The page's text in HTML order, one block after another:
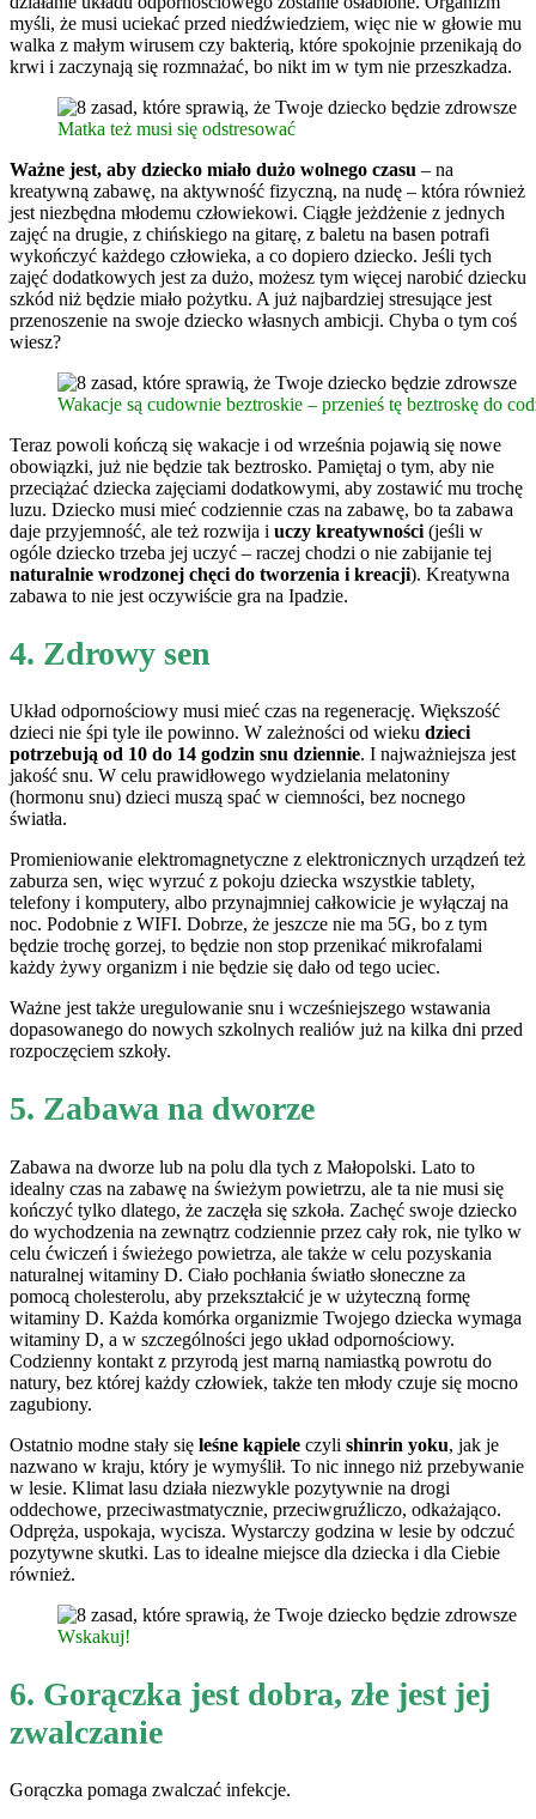
myśli, że musi uciekać przed niedźwiedziem, więc nie w głowie mu
walka z małym wirusem czy bakterią, które spokojnie przenikają do
krwi i zaczynają się rozmnażać, bo nikt im w tym nie przeszkadza.
Matka też musi się odstresować
Ważne jest, aby dziecko miało dużo wolnego czasu – na
kreatywną zabawę, na aktywność fizyczną, na nudę – która również
jest niezbędna młodemu człowiekowi. Ciągłe jeżdżenie z jednych
zajęć na drugie, z chińskiego na gitarę, z baletu na basen potrafi
wykończyć każdego człowieka, a co dopiero dziecko. Jeśli tych
zajęć dodatkowych jest za dużo, możesz tym więcej narobić dziecku
szkód niż będzie miało pożytku. A już najbardziej stresujące jest
przenoszenie na swoje dziecko własnych ambicji. Chyba o tym coś
wiesz?
Wakacje są cudownie beztroskie – przenieś tę beztroskę do
Teraz powoli kończą się wakacje i od września pojawią się nowe
obowiązki, już nie będzie tak beztrosko. Pamiętaj o tym, aby nie
przeciążać dziecka zajęciami dodatkowymi, aby zostawić mu trochę
luzu. Dziecko musi mieć codziennie czas na zabawę, bo ta zabawa
daje przyjemność, ale też rozwija i uczy kreatywności (jeśli w
ogóle dziecko trzeba jej uczyć – raczej chodzi o nie zabijanie tej
naturalnie wrodzonej chęci do tworzenia i kreacji). Kreatywna
zabawa to nie jest oczywiście gra na Ipadzie.
4. Zdrowy sen
Układ odpornościowy musi mieć czas na regenerację. Większość
dzieci nie śpi tyle ile powinno. W zależności od wieku dzieci
potrzebują od 10 do 14 godzin snu dziennie. I najważniejsza jest
jakość snu. W celu prawidłowego wydzielania melatoniny
(hormonu snu) dzieci muszą spać w ciemności, bez nocnego
światła.
Promieniowanie elektromagnetyczne z elektronicznych urządzeń też
zaburza sen, więc wyrzuć z pokoju dziecka wszystkie tablety,
telefony i komputery, albo przynajmniej całkowicie je wyłączaj na
noc. Podobnie z WIFI. Dobrze, że jeszcze nie ma 5G, bo z tym
będzie trochę gorzej, to będzie non stop przenikać mikrofalami
każdy żywy organizm i nie będzie się dało od tego uciec.
Ważne jest także uregulowanie snu i wcześniejszego wstawania
dopasowanego do nowych szkolnych realiów już na kilka dni przed
rozpoczęciem szkoły.
5. Zabawa na dworze
Zabawa na dworze lub na polu dla tych z Małopolski. Lato to
idealny czas na zabawę na świeżym powietrzu, ale ta nie musi się
kończyć tylko dlatego, że zaczęła się szkoła. Zachęć swoje dziecko
do wychodzenia na zewnątrz codziennie przez cały rok, nie tylko w
celu ćwiczeń i świeżego powietrza, ale także w celu pozyskania
naturalnej witaminy D. Ciało pochłania światło słoneczne za
pomocą cholesterolu, aby przekształcić je w użyteczną formę
witaminy D. Każda komórka organizmie Twojego dziecka wymaga
witaminy D, a w szczególności jego układ odpornościowy.
Codzienny kontakt z przyrodą jest marną namiastką powrotu do
natury, bez której każdy człowiek, także ten młody czuje się mocno
zagubiony.
Ostatnio modne stały się leśne kąpiele czyli shinrin yoku, jak je
nazwano w kraju, który je wymyślił. To nic innego niż przebywanie
w lesie. Klimat lasu działa niezwykle pozytywnie na drogi
oddechowe, przeciwastmatycznie, przeciwgruźliczo, odkażająco.
Odpręża, uspokaja, wycisza. Wystarczy godzina w lesie by odczuć
pozytywne skutki. Las to idealne miejsce dla dziecka i dla Ciebie
również.
Wskakuj!
6. Gorączka jest dobra, złe jest jej
zwalczanie
Gorączka pomaga zwalczać infekcje.